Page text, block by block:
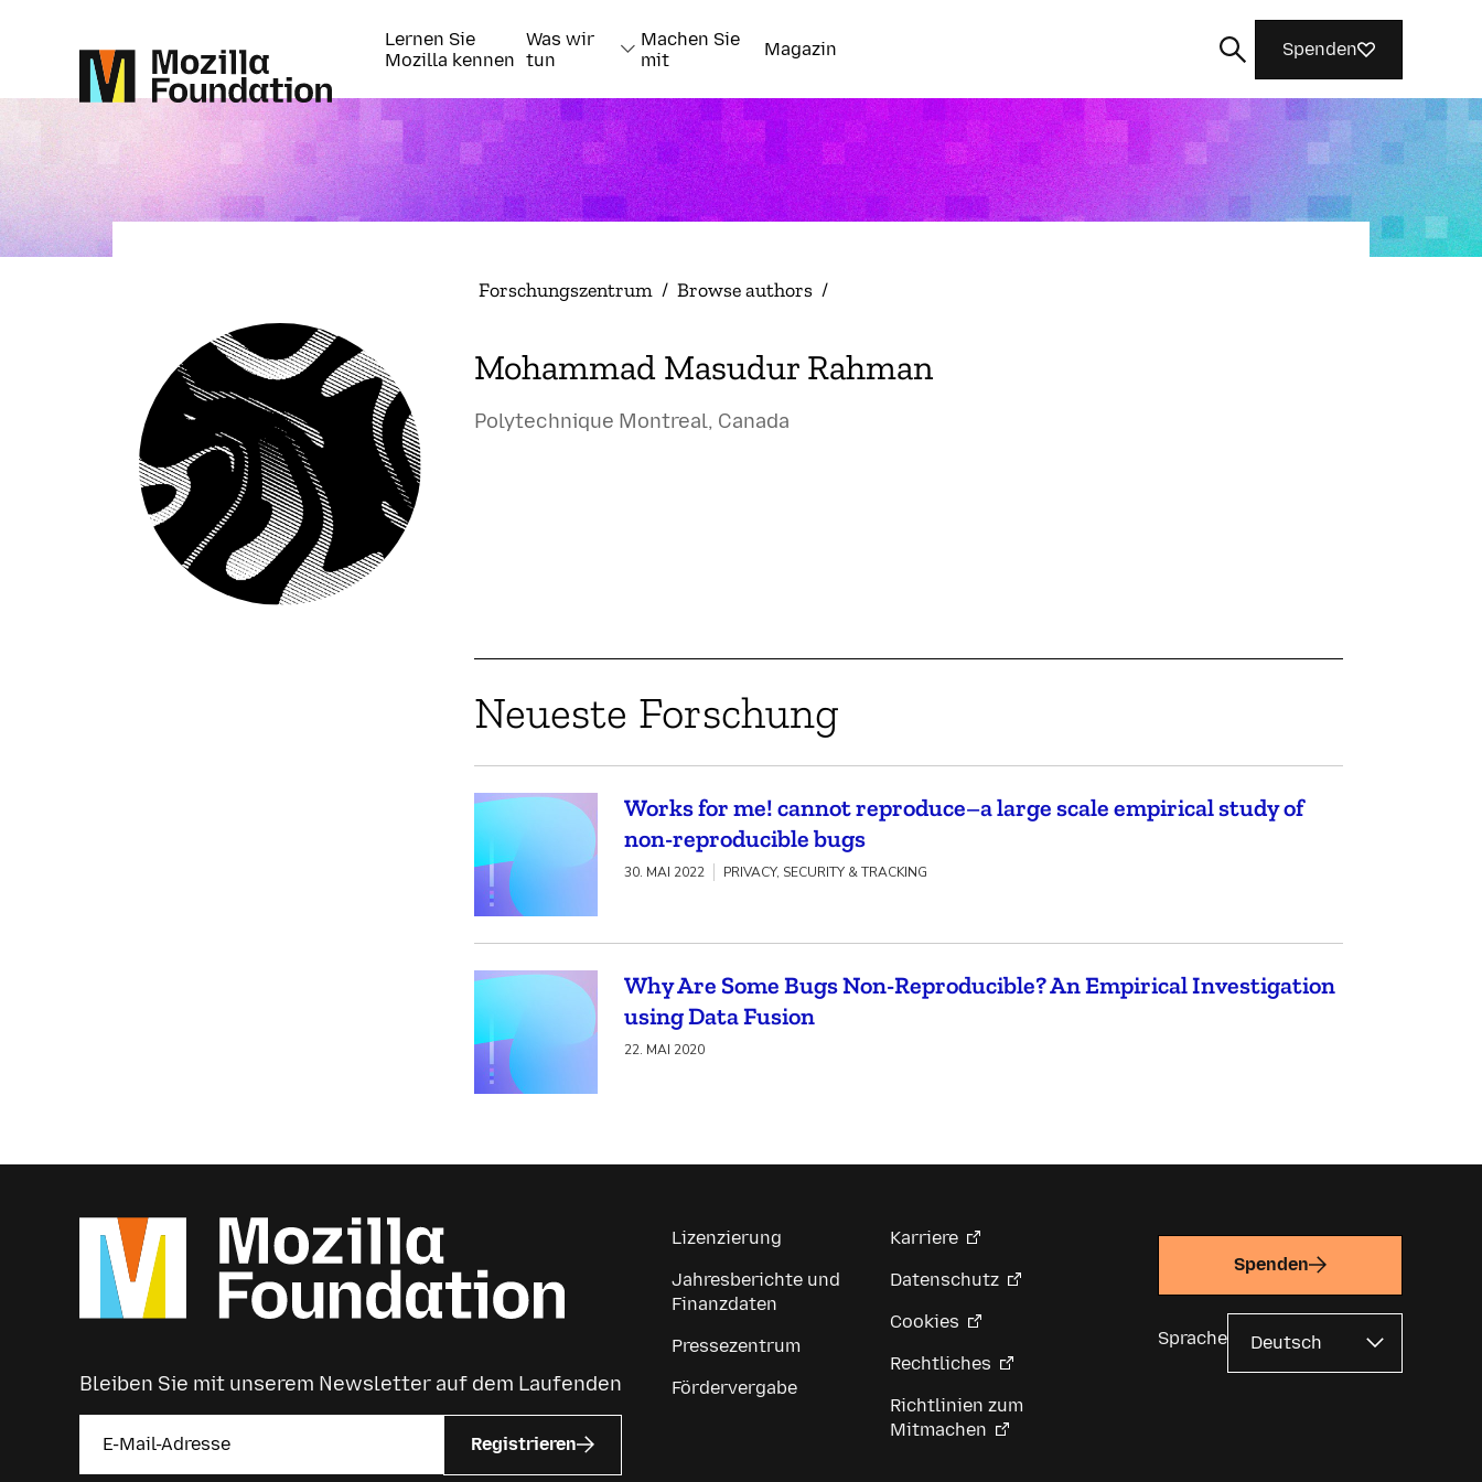
Lernen Sie
Mozilla kennen
Was wir
tun
Machen Sie
mit
Magazin Spenden
Forschungszentrum / Browse authors /
Mohammad Masudur Rahman
Polytechnique Montreal, Canada
Neueste Forschung
Works for me! cannot reproduce–a large scale empirical study of
non-reproducible bugs
30. MAI 2022 PRIVACY, SECURITY & TRACKING
Why Are Some Bugs Non-Reproducible? An Empirical Investigation
using Data Fusion
22. MAI 2020
Bleiben Sie mit unserem Newsletter auf dem Laufenden
Registrieren
Lizenzierung
Jahresberichte und
Finanzdaten
Pressezentrum
Fördervergabe
Karriere
Datenschutz
Cookies
Rechtliches
Richtlinien zum
Mitmachen
Spenden
Sprache